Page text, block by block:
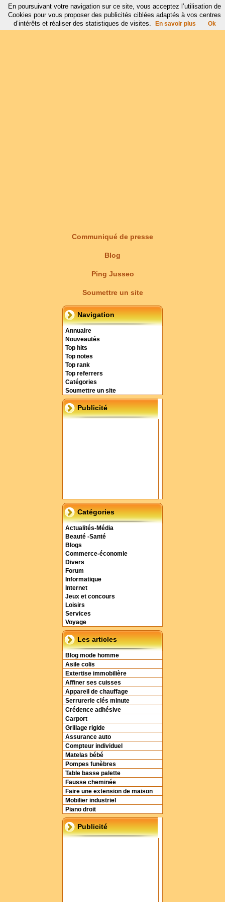
Communiqué de presse
Blog
Ping Jusseo
Soumettre un site
Navigation
Annuaire
Nouveautés
Top hits
Top notes
Top rank
Top referrers
Catégories
Soumettre un site
Publicité
Catégories
Actualités-Média
Beauté -Santé
Blogs
Commerce-économie
Divers
Forum
Informatique
Internet
Jeux et concours
Loisirs
Services
Voyage
Les articles
Blog mode homme
Asile colis
Extertise immobilière
Affiner ses cuisses
Appareil de chauffage
Serrurerie clés minute
Crédence adhésive
Carport
Grillage rigide
Assurance auto
Compteur individuel
Matelas bébé
Pompes funèbres
Table basse palette
Fausse cheminée
Faire une extension de maison
Mobilier industriel
Piano droit
Publicité
En poursuivant votre navigation sur ce site, vous acceptez l’utilisation de
Cookies pour vous proposer des publicités ciblées adaptés à vos centres
d’intérêts et réaliser des statistiques de visites.
En savoir plus Ok